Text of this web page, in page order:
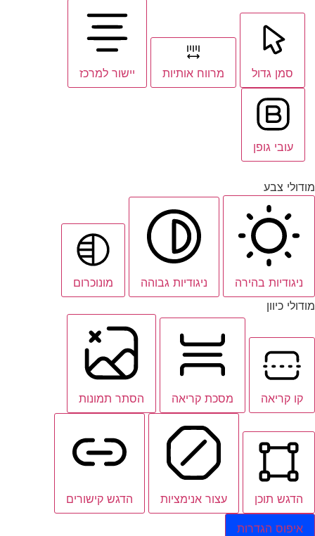
סמן גדול מרווח אותיות יישור למרכז
עובי גופן
מודולי צבע
ניגודיות בהירה ניגודיות גבוהה
מונוכרום
מודולי כיוון
קו קריאה מסכת קריאה הסתר תמונות
הדגש תוכן עצור אנימציות הדגש קישורים
איפוס הגדרות